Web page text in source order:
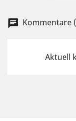
chat Kommentare
Aktuell